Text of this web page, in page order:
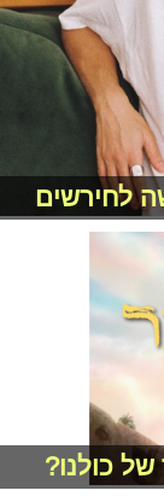
לחירשים
כולנו?